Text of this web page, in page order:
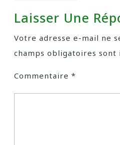
Laisser Une
Votre adresse e-mail ne
champs obligatoires sont
Commentaire *